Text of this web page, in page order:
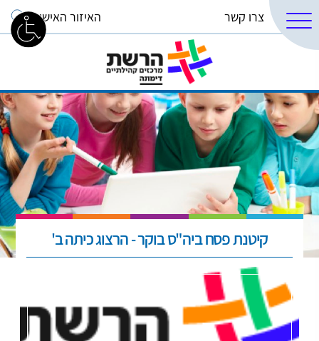
צרו קשר האיזור האישי
קיטנת פסח ביה"ס בוקר - הרצוג כיתה ב'